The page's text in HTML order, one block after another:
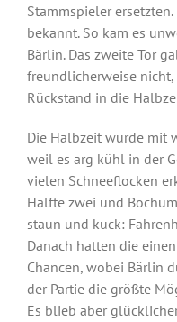
Stammspieler
bekannt. So kam es
Bärlin. Das zweite Tor
freundlicherweise
Rückstand in die
Die Halbzeit wurde mit
weil es arg kühl in der
vielen Schneeflocken
Hälfte zwei und
staun und kuck:
Danach hatten die
Chancen, wobei Bärlin
der Partie die größte
Es blieb aber